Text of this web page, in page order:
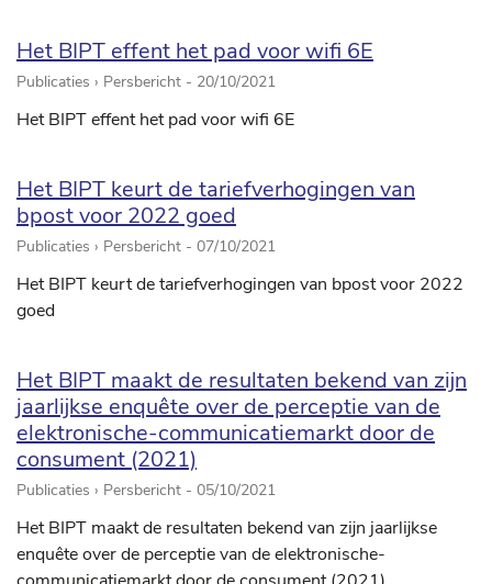
Het BIPT effent het pad voor wifi 6E
Publicaties › Persbericht - 20/10/2021
Het BIPT effent het pad voor wifi 6E
Het BIPT keurt de tariefverhogingen van
bpost voor 2022 goed
Publicaties › Persbericht - 07/10/2021
Het BIPT keurt de tariefverhogingen van bpost voor 2022
goed
Het BIPT maakt de resultaten bekend van zijn
jaarlijkse enquête over de perceptie van de
elektronische-communicatiemarkt door de
consument (2021)
Publicaties › Persbericht - 05/10/2021
Het BIPT maakt de resultaten bekend van zijn jaarlijkse
enquête over de perceptie van de elektronische-